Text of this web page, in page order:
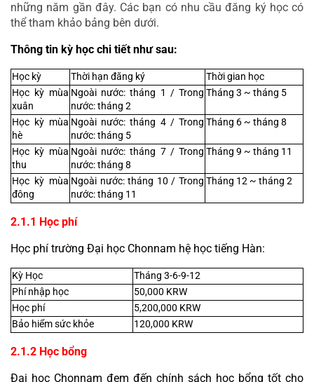
những năm gần đây. Các bạn có nhu cầu đăng ký học có
thể tham khảo bảng bên dưới.
Thông tin kỳ học chi tiết như sau:
Học kỳ Thời hạn đăng ký
Thời gian học
Học kỳ mùa
xuân
Ngoài nước: tháng 1 / Trong
nước: tháng 2
Tháng 3 ~ tháng 5
Học kỳ mùa
hè
Ngoài nước: tháng 4 / Trong
nước: tháng 5
Tháng 6 ~ tháng 8
Học kỳ mùa
thu
Ngoài nước: tháng 7 / Trong
nước: tháng 8
Tháng 9 ~ tháng 11
Học kỳ mùa
đông
Ngoài nước: tháng 10 / Trong
nước: tháng 11
Tháng 12 ~ tháng 2
2.1.1 Học phí
Học phí trường Đại học Chonnam hệ học tiếng Hàn:
Kỳ Học
Tháng 3-6-9-12
Phí nhập học
50,000 KRW
Học phí
5,200,000 KRW
Bảo hiểm sức khỏe
120,000 KRW
2.1.2 Học bổng
Đại học Chonnam đem đến chính sách học bổng tốt cho